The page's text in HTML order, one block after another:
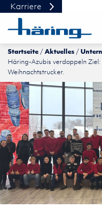
Startseite Aktuelles
Häring-Azubis verdoppeln
Weihnachtstrucker.
Karriere